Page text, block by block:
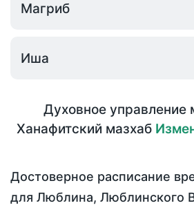
Магриб
Иша
Духовное управление
Ханафитский мазхаб
Достоверное расписание
для Люблина, Люблинского